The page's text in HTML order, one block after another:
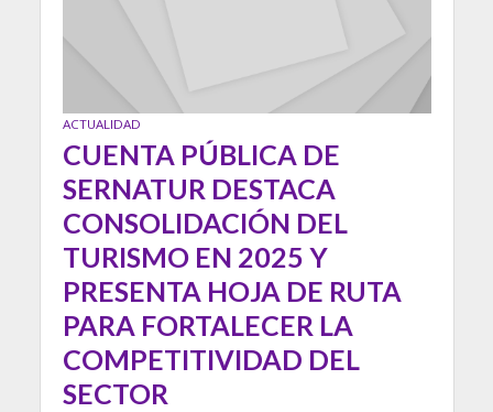
ACTUALIDAD
CUENTA PÚBLICA DE
SERNATUR DESTACA
CONSOLIDACIÓN DEL
TURISMO EN 2025 Y
PRESENTA HOJA DE RUTA
PARA FORTALECER LA
COMPETITIVIDAD DEL
SECTOR